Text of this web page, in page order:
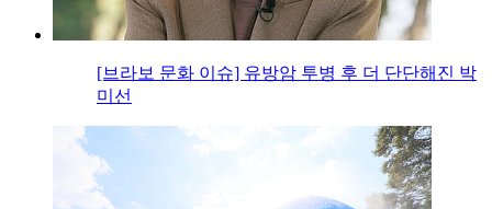
[브라보 문화 이슈] 유방암 투병 후 더 단단해진 박
미선